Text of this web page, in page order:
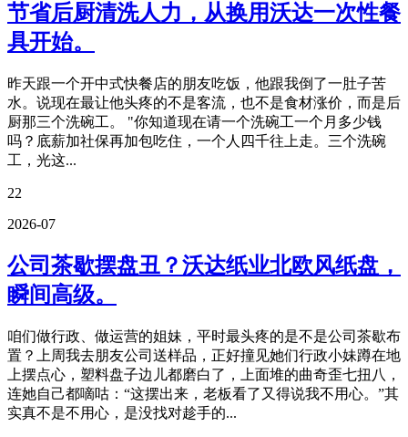
节省后厨清洗人力，从换用沃达一次性餐
具开始。
昨天跟一个开中式快餐店的朋友吃饭，他跟我倒了一肚子苦
水。说现在最让他头疼的不是客流，也不是食材涨价，而是后
厨那三个洗碗工。 "你知道现在请一个洗碗工一个月多少钱
吗？底薪加社保再加包吃住，一个人四千往上走。三个洗碗
工，光这...
22
2026-07
公司茶歇摆盘丑？沃达纸业北欧风纸盘，
瞬间高级。
咱们做行政、做运营的姐妹，平时最头疼的是不是公司茶歇布
置？上周我去朋友公司送样品，正好撞见她们行政小妹蹲在地
上摆点心，塑料盘子边儿都磨白了，上面堆的曲奇歪七扭八，
连她自己都嘀咕：“这摆出来，老板看了又得说我不用心。”其
实真不是不用心，是没找对趁手的...